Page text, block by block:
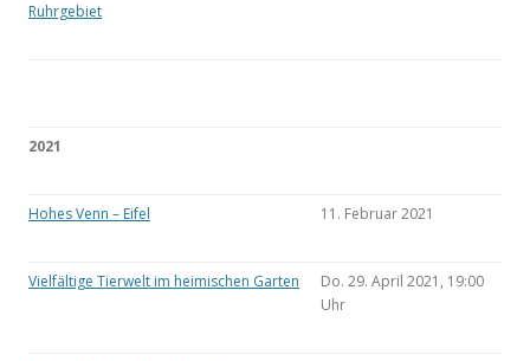
Ruhrgebiet
2021
Hohes Venn – Eifel 11. Februar 2021
Vielfältige Tierwelt im heimischen Garten
Do. 29. April 2021, 19:00
Uhr